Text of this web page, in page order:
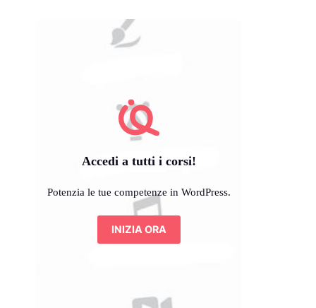
Accedi a tutti i corsi!
Potenzia le tue competenze in WordPress.
INIZIA ORA